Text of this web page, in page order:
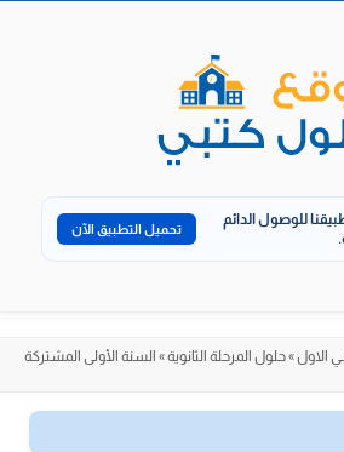
للوصول الدائم
تحميل التطبيق الآن
الاول»حلول المرحلة الثانوية» السنة الأولى المشتركة